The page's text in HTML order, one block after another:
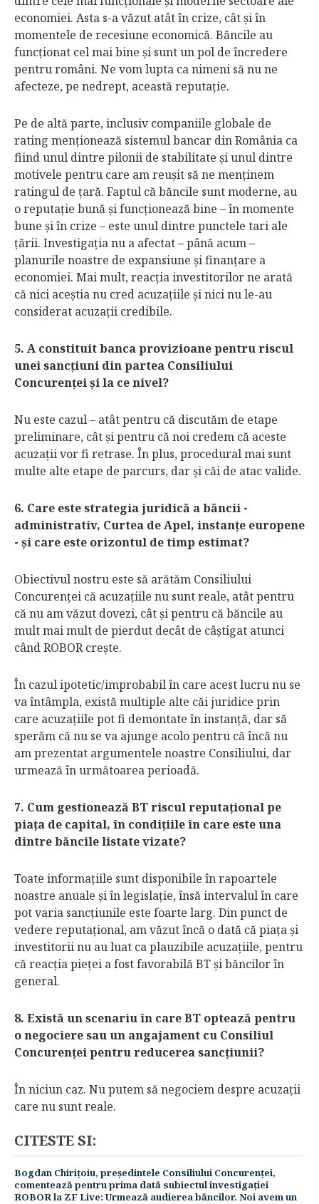
economiei. Asta s-a văzut atât în crize, cât şi în
momentele de recesiune economică. Băncile au
funcţionat cel mai bine şi sunt un pol de încredere
pentru români. Ne vom lupta ca nimeni să nu ne
afecteze, pe nedrept, această reputaţie.
Pe de altă parte, inclusiv com­paniile globale de
rating menţio­nea­ză sistemul bancar din România ca
fiind unul dintre pilonii de stabilitate şi unul dintre
motivele pentru care am reuşit să ne menţinem
ratingul de ţară. Faptul că băncile sunt moderne, au
o reputaţie bună şi funcţionează bine – în momente
bune şi în crize – este unul dintre punctele tari ale
ţării. Investigaţia nu a afectat – până acum –
planurile noastre de expansiune şi finanţare a
economiei. Mai mult, reacţia investitorilor ne arată
că nici aceştia nu cred acuzaţiile şi nici nu le-au
considerat acuzaţii credibile.
5. A constituit banca provizioane pentru riscul
unei sancţiuni din partea Consiliului
Concurenţei şi la ce nivel?
Nu este cazul – atât pentru că discutăm de etape
preliminare, cât şi pentru că noi credem că aceste
acuzaţii vor fi retrase. În plus, procedural mai sunt
multe alte etape de parcurs, dar şi căi de atac valide.
6. Care este strategia juridică a băncii -
administrativ, Curtea de Apel, instanţe europene
- şi care este orizontul de timp estimat?
Obiectivul nostru este să arătăm Consiliului
Concurenţei că acuzaţiile nu sunt reale, atât pentru
că nu am văzut dovezi, cât şi pentru că băncile au
mult mai mult de pierdut decât de câştigat atunci
când ROBOR creşte.
În cazul ipotetic/improbabil în care acest lucru nu se
va întâmpla, există multiple alte căi juridice prin
care acuzaţiile pot fi demontate în instanţă, dar să
sperăm că nu se va ajunge acolo pentru că încă nu
am prezentat argumentele noastre Consiliului, dar
urmează în următoarea perioadă.
7. Cum gestionează BT riscul reputaţional pe
piaţa de capital, în condiţiile în care este una
dintre băncile listate vizate?
Toate informaţiile sunt dispo­nibile în rapoartele
noastre anuale şi în legislaţie, însă intervalul în care
pot varia sancţiunile este foarte larg. Din punct de
vedere reputaţional, am văzut încă o dată că piaţa şi
inves­titorii nu au luat ca plauzibile acuza­ţiile, pentru
că reacţia pieţei a fost favorabilă BT şi băncilor în
general.
8. Există un scenariu în care BT optează pentru
o negociere sau un angajament cu Consiliul
Concurenţei pentru reducerea sancţiunii?
În niciun caz. Nu putem să negociem despre acuzaţii
care nu sunt reale. ​
CITESTE SI:
Bogdan Chiriţoiu, preşedintele Consiliului Concurenţei,
comentează pentru prima dată subiectul investigaţiei
ROBOR la ZF Live: Urmează audierea băncilor. Noi avem un